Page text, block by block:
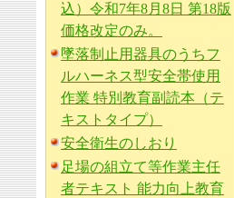
込）令和7年8月8日 第18版
価格改定のみ。
墜落制止用器具のうちフ
ルハーネス型安全帯使用
作業 特別教育副読本（テ
キストタイプ）
安全衛生のしおり
足場の組立て等作業主任
者テキスト 能力向上教育